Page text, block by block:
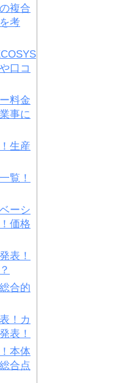
複合
考
口コ
料金
事に
生産
覧！
ーシ
価格
表！
合的
！カ
表！
本体
合点